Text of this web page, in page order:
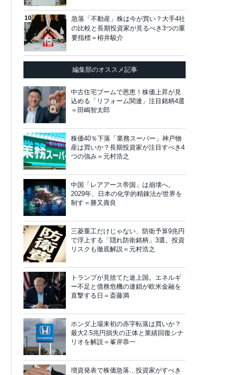
急落「不動産」株は今が買い？大手4社
の比較と長期投資家が見るべき3つの重
要指標＝栫井駿介
編集部のオススメ記事
中古住宅ブームで恩恵！株価上昇が見
込める「リフォーム関連」注目銘柄4選
＝田嶋智太郎
株価40％下落「業務スーパー」神戸物
産は買いか？長期投資家が注目すべき4
つの強み＝元村浩之
中国「レアアース帝国」は崩壊へ。
2029年、日本の化学的精錬法が世界を
制す＝勝又壽良
三菱重工だけじゃない、防衛予算9兆円
で浮上する「隠れ防衛銘柄」3選。投資
リスクも徹底解説＝元村浩之
トランプが見捨てた途上国。エネルギ
ー不足と債務危機の連鎖が欧米金融を
直撃する日＝斎藤満
ホンダ上場来初の赤字転落は買いか？
最大2.5兆円損失の正体と業績回復シナ
リオを解説＝峯岸恭一
増資発表で株価急落…投資家がすべき